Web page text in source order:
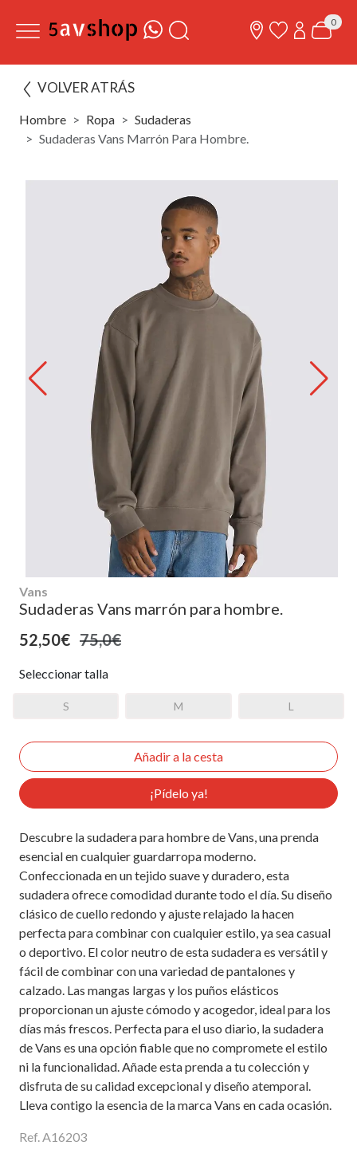
0
VOLVER ATRÁS
Hombre Ropa
Sudaderas
Sudaderas Vans Marrón Para Hombre.
Vans
Sudaderas Vans marrón para hombre.
52,50€ 75,0€
Seleccionar talla
S M L
¡Pídelo ya!
Descubre la sudadera para hombre de Vans, una prenda
esencial en cualquier guardarropa moderno.
Confeccionada en un tejido suave y duradero, esta
sudadera ofrece comodidad durante todo el día. Su diseño
clásico de cuello redondo y ajuste relajado la hacen
perfecta para combinar con cualquier estilo, ya sea casual
o deportivo. El color neutro de esta sudadera es versátil y
fácil de combinar con una variedad de pantalones y
calzado. Las mangas largas y los puños elásticos
proporcionan un ajuste cómodo y acogedor, ideal para los
días más frescos. Perfecta para el uso diario, la sudadera
de Vans es una opción fiable que no compromete el estilo
ni la funcionalidad. Añade esta prenda a tu colección y
disfruta de su calidad excepcional y diseño atemporal.
Lleva contigo la esencia de la marca Vans en cada ocasión.
Ref. A16203